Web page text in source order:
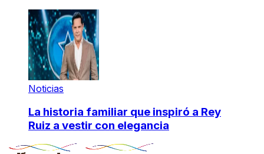
Noticias
La historia familiar que inspiró a Rey
Ruiz a vestir con elegancia